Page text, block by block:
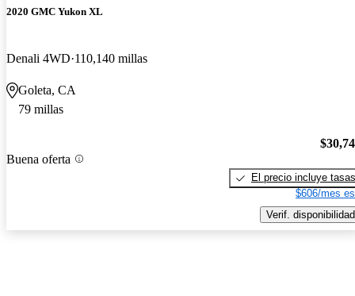
2020 GMC Yukon XL
Denali 4WD 110,140 millas
Goleta, CA
79 millas
Buena oferta
El precio incluye tasas
$606/mes
Verif. disponibilidad